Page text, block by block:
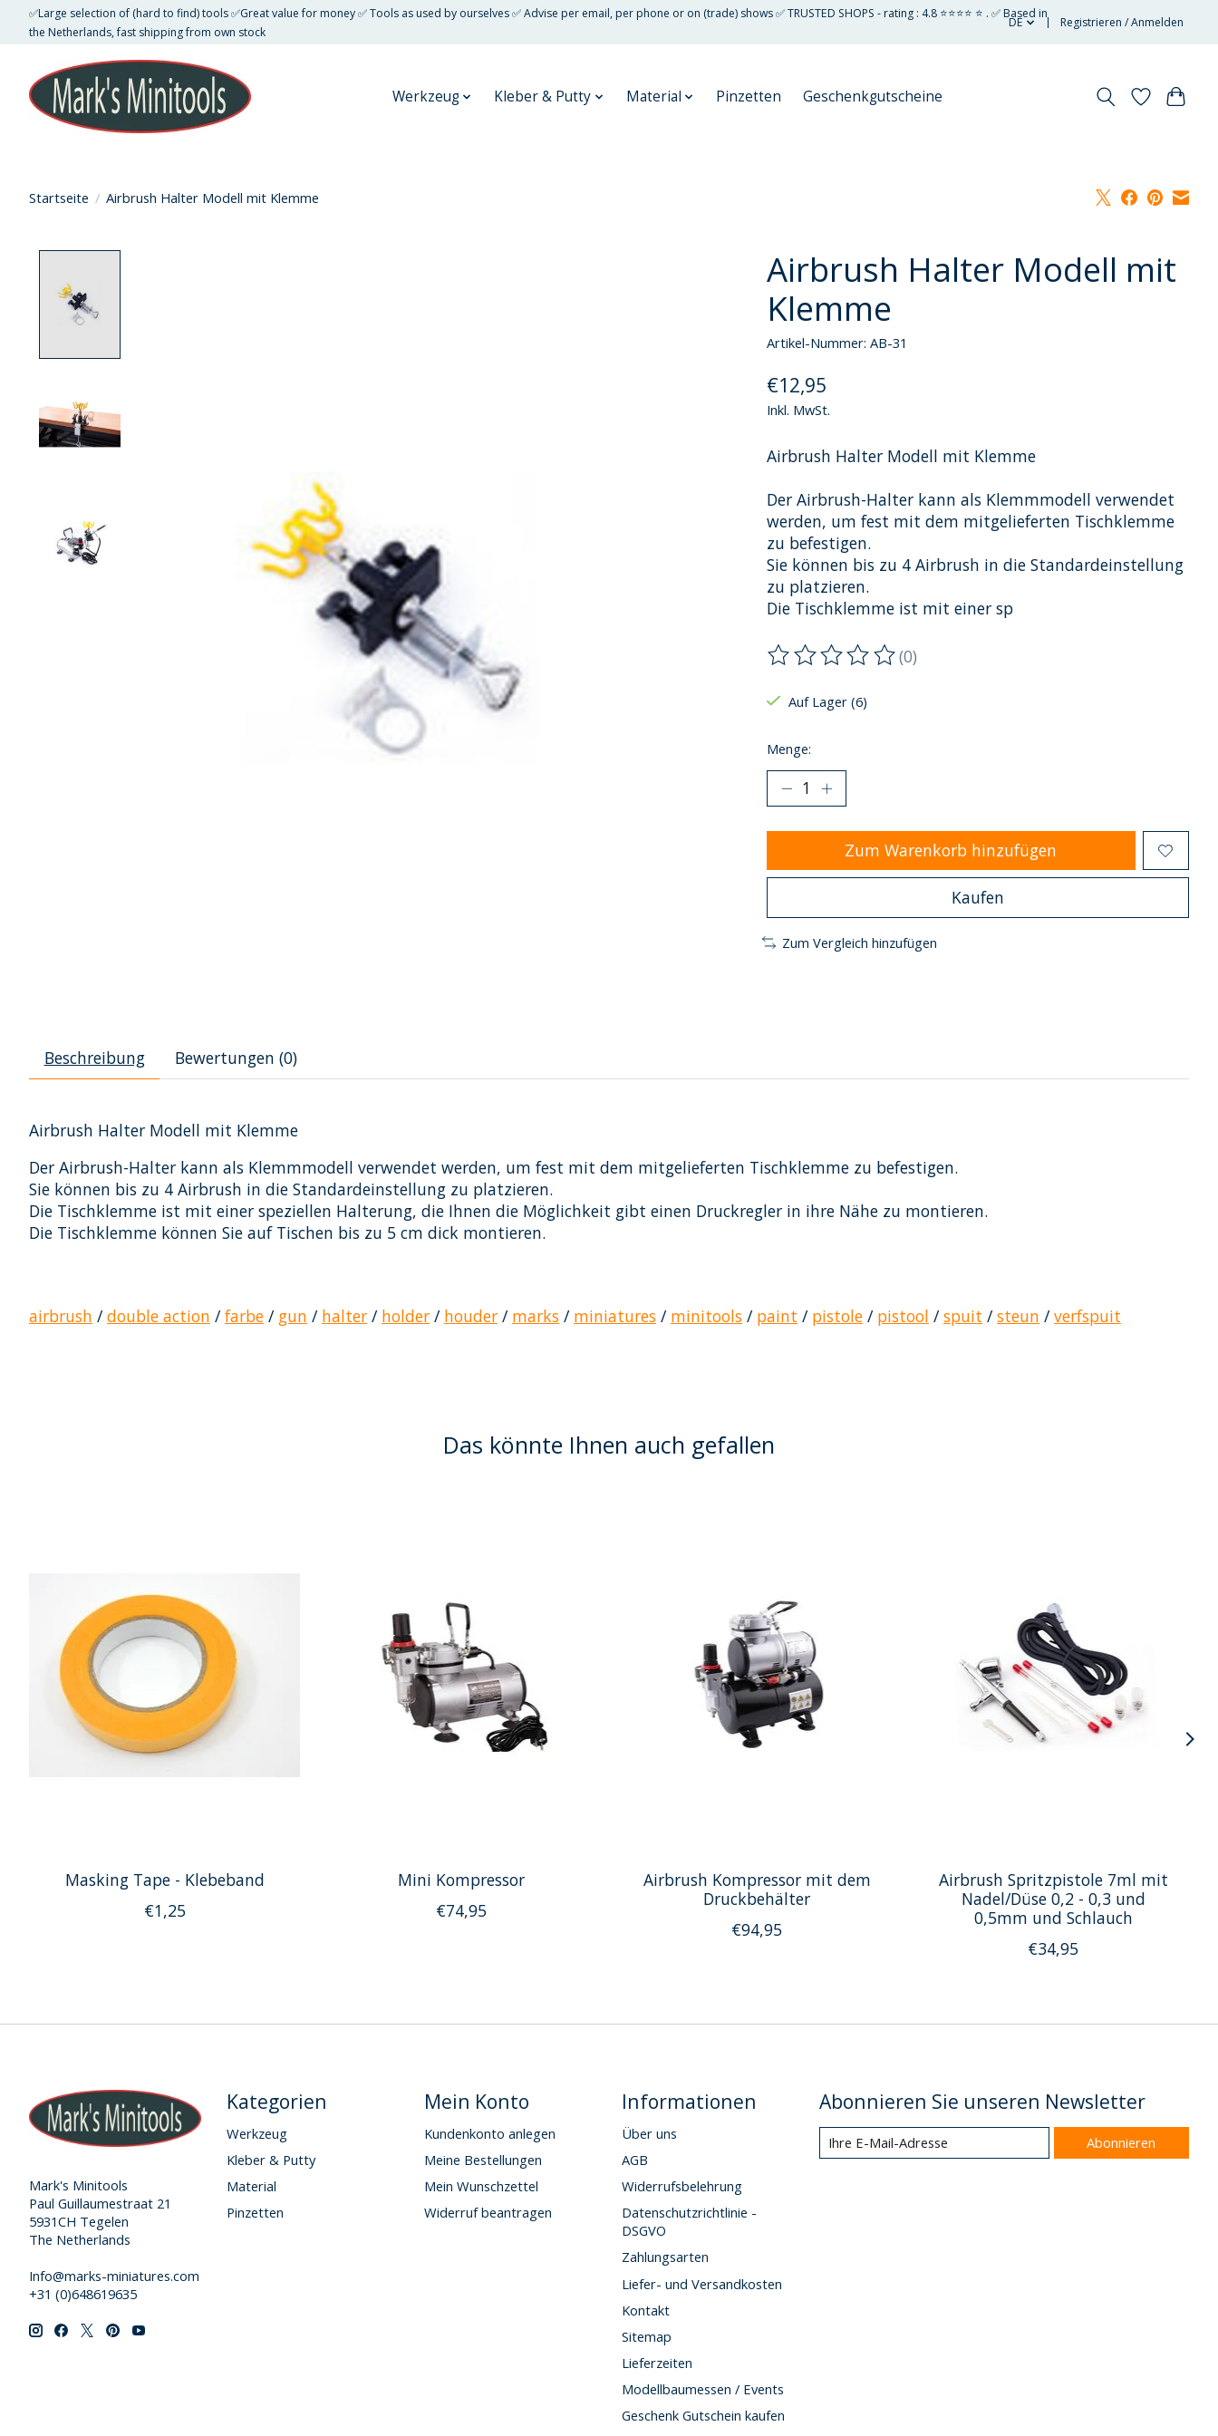
✅Large selection of (hard to find) tools ✅Great value for money ✅ Tools as used by ourselves ✅ Advise per email, per phone or on (trade) shows ✅ TRUSTED SHOPS - rating : 4.8 ⭐⭐⭐⭐ ⭐ . ✅ Based in
the Netherlands, fast shipping from own stock
DE Registrieren / Anmelden
Werkzeug Kleber & Putty Material Pinzetten Geschenkgutscheine
Startseite / Airbrush Halter Modell mit Klemme
Airbrush Halter Modell mit
Klemme
Artikel-Nummer: AB-31
€12,95
Inkl. MwSt.
Airbrush Halter Modell mit Klemme
Der Airbrush-Halter kann als Klemmmodell verwendet
werden, um fest mit dem mitgelieferten Tischklemme
zu befestigen.
Sie können bis zu 4 Airbrush in die Standardeinstellung
zu platzieren.
Die Tischklemme ist mit einer sp
Die Bewertung dieses Produkts ist
(0)
Auf Lager (6)
Menge:
Zum Warenkorb hinzufügen
Kaufen
Zum Vergleich hinzufügen
Beschreibung Bewertungen (0)
Airbrush Halter Modell mit Klemme
Der Airbrush-Halter kann als Klemmmodell verwendet werden, um fest mit dem mitgelieferten Tischklemme zu befestigen.
Sie können bis zu 4 Airbrush in die Standardeinstellung zu platzieren.
Die Tischklemme ist mit einer speziellen Halterung, die Ihnen die Möglichkeit gibt einen Druckregler in ihre Nähe zu montieren.
Die Tischklemme können Sie auf Tischen bis zu 5 cm dick montieren.
airbrush /double action /farbe / gun / halter / holder / houder / marks / miniatures / minitools / paint / pistole / pistool /spuit /steun /verfspuit
Das könnte Ihnen auch gefallen
Masking Tape - Klebeband
€1,25
Mini Kompressor
€74,95
Airbrush Kompressor mit dem
Druckbehälter
€94,95
Airbrush Spritzpistole 7ml mit
Nadel/Düse 0,2 - 0,3 und
0,5mm und Schlauch
€34,95
Mark's Minitools
Paul Guillaumestraat 21
5931CH Tegelen
The Netherlands
Info@marks-miniatures.com
+31 (0)648619635
Kategorien
Werkzeug
Kleber & Putty
Material
Pinzetten
Mein Konto
Kundenkonto anlegen
Meine Bestellungen
Mein Wunschzettel
Widerruf beantragen
Informationen
Über uns
AGB
Widerrufsbelehrung
Datenschutzrichtlinie -
DSGVO
Zahlungsarten
Liefer- und Versandkosten
Kontakt
Sitemap
Lieferzeiten
Modellbaumessen / Events
Geschenk Gutschein kaufen
Abonnieren Sie unseren Newsletter
Abonnieren